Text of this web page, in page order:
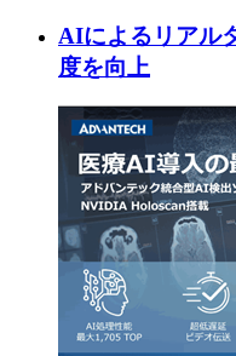
AIによるリアル
度を向上